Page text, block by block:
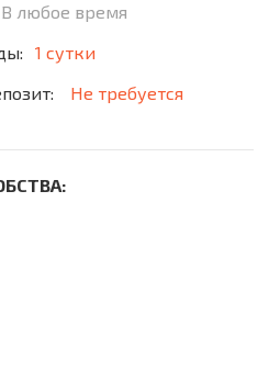
В любое время
1 сутки
Не требуется